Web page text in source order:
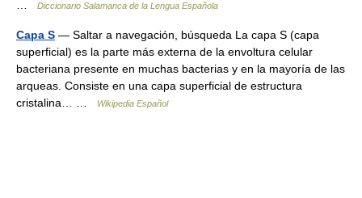
Diccionario Salamanca de la Lengua Española
Capa S — Saltar a navegación, búsqueda La capa S (capa
superficial) es la parte más externa de la envoltura celular
bacteriana presente en muchas bacterias y en la mayoría de las
arqueas. Consiste en una capa superficial de estructura
cristalina… …
Wikipedia Español